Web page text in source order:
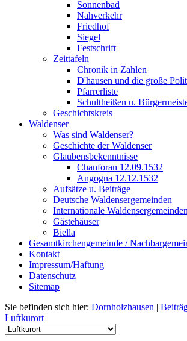
Sonnenbad
Nahverkehr
Friedhof
Siegel
Festschrift
Zeittafeln
Chronik in Zahlen
D'hausen und die große
Pfarrerliste
Schultheißen u.
Geschichtskreis
Waldenser
Was sind Waldenser?
Geschichte der Waldenser
Glaubensbekenntnisse
Chanforan 12.09.1532
Angogna 12.12.1532
Aufsätze u. Beiträge
Deutsche Waldensergemeinden
Internationale Waldensergemeinden
Gästehäuser
Biella
Gesamtkirchengemeinde /
Kontakt
Impressum/Haftung
Datenschutz
Sitemap
Sie befinden sich hier: Dornholzhausen |
Luftkurort